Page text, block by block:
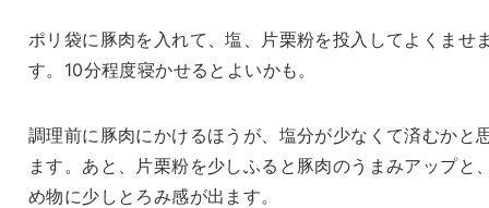
ポリ袋に豚肉を入れて、塩、片栗粉を投入してよくませ
す。10分程度寝かせるとよいかも。
調理前に豚肉にかけるほうが、塩分が少なくて済むかと
ます。あと、片栗粉を少しふると豚肉のうまみアップと
め物に少しとろみ感が出ます。